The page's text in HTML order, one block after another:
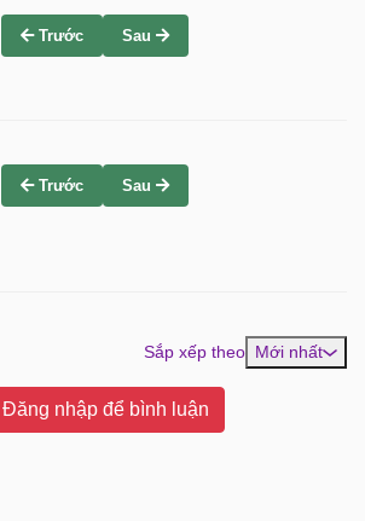
Trước Sau
Trước Sau
Sắp xếp theo Mới nhất
nhập để bình luận